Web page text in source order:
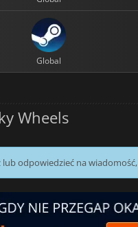
Global
Wheels
odpowiedzieć na wiadomość,